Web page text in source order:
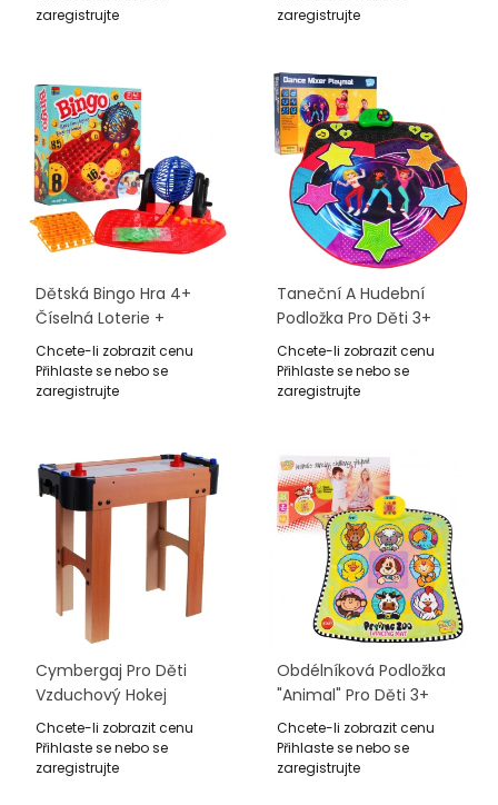
zaregistrujte
zaregistrujte
Dětská Bingo Hra 4+
Číselná Loterie +
Naviják Kreslící Stroj +
Číselné Míčky + Karty
Zeton
Chcete-li zobrazit cenu
Přihlaste se nebo se
zaregistrujte
Taneční A Hudební
Podložka Pro Děti 3+
Hvězdy Při Svíčkách + 2
Režimy Reality Hra
Tanec
Chcete-li zobrazit cenu
Přihlaste se nebo se
zaregistrujte
Cymbergaj Pro Děti
Vzduchový Hokej
Imitace Dřeva MDF Stůl
Vzduchové Dmychadla
Houby
Chcete-li zobrazit cenu
Přihlaste se nebo se
zaregistrujte
Obdélníková Podložka
"Animal" Pro Děti 3+
Balanční Hra Dlaně
Nohy
Chcete-li zobrazit cenu
Přihlaste se nebo se
zaregistrujte